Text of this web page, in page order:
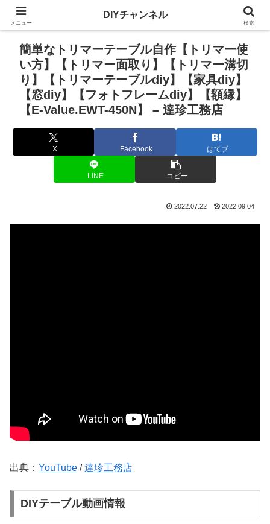
簡単なトリマーテーブル自作【トリマー使
い方】【トリマー面取り】【トリマー溝切
り】【トリマーテーブルdiy】【家具diy】
【窓diy】【フォトフレームdiy】【額縁】
【E-Value.EWT-450N】 – 達珍工務店
X Facebook はてブ
LINE コピー
2022.07.22 2022.09.04
出典： YouTube /達珍工務店
DIYテーブル動画情報
メニュー
DIYチャンネル
検索